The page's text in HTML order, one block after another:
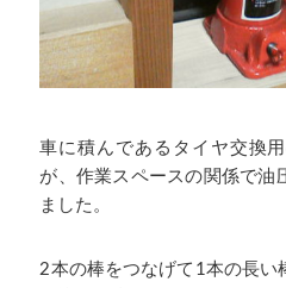
車に積んであるタイヤ交換
が、作業スペースの関係で油
ました。
2本の棒をつなげて1本の長い